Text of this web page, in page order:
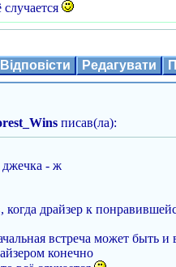
Відповісти Редагувати
писав(ла):
джечка - ж
когда драйзер к
встреча может быть
конечно